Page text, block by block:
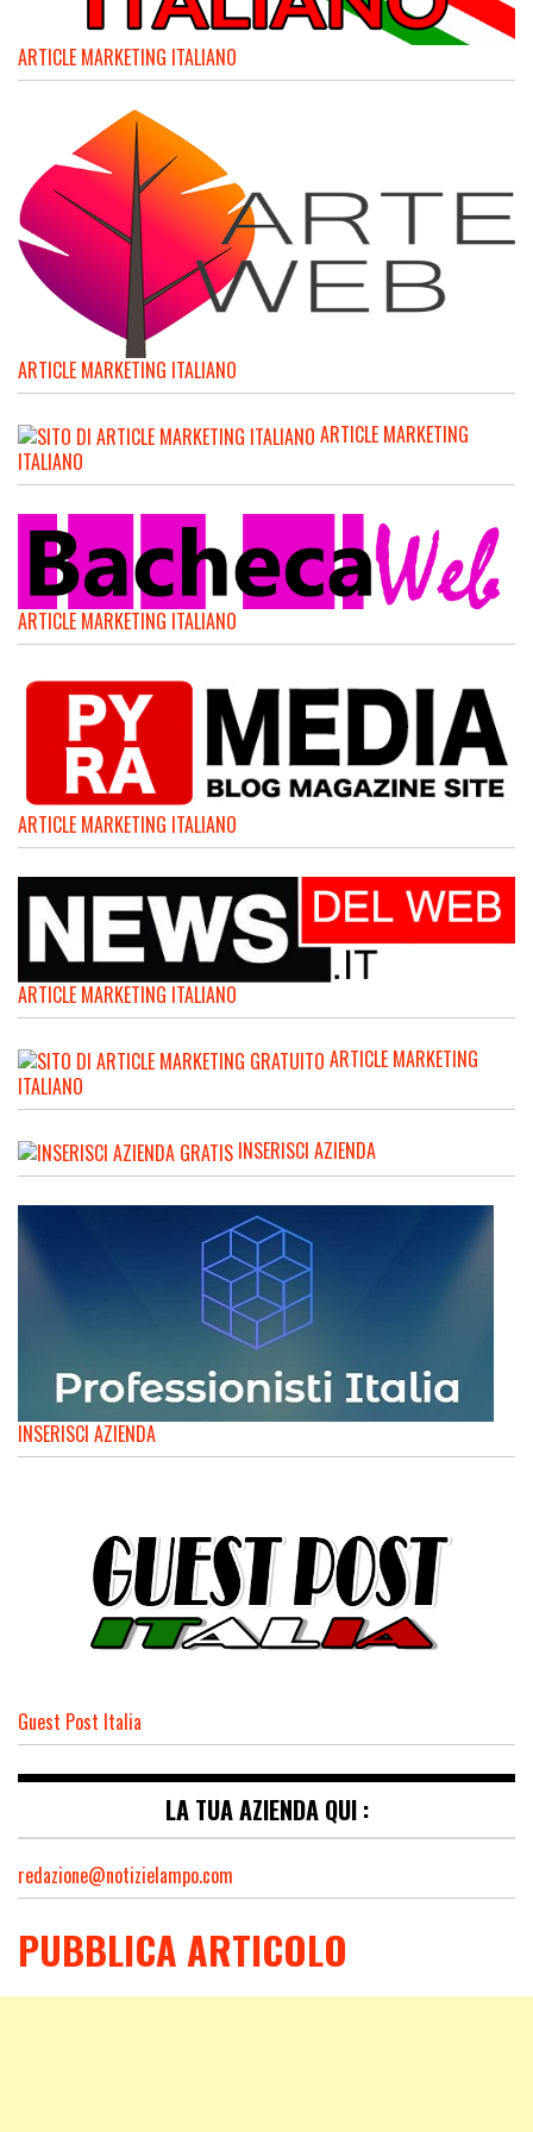
ARTICLE MARKETING ITALIANO
ARTICLE MARKETING ITALIANO
ARTICLE MARKETING
ITALIANO
ARTICLE MARKETING ITALIANO
ARTICLE MARKETING ITALIANO
ARTICLE MARKETING ITALIANO
ARTICLE MARKETING
ITALIANO
INSERISCI AZIENDA
INSERISCI AZIENDA
Guest Post Italia
LA TUA AZIENDA QUI :
redazione@notizielampo.com
PUBBLICA ARTICOLO